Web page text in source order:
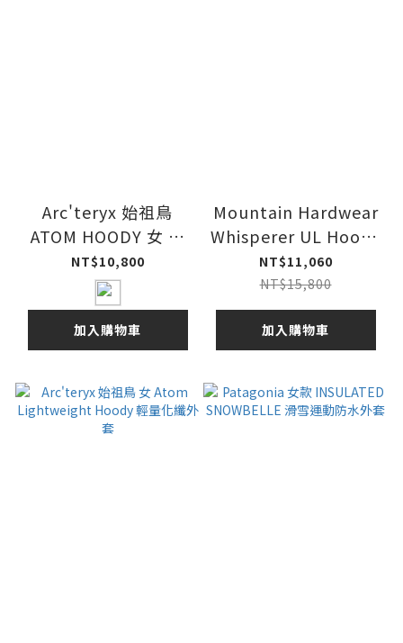
Arc'teryx 始祖鳥
ATOM HOODY 女 連
帽化纖外套
NT$10,800
加入購物車
Mountain Hardwear
Whisperer UL Hoody
超輕量保暖羽絨連帽外
套 女
NT$11,060
NT$15,800
加入購物車